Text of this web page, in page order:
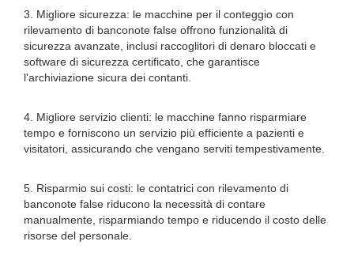
3. Migliore sicurezza: le macchine per il conteggio con
rilevamento di banconote false offrono funzionalità di
sicurezza avanzate, inclusi raccoglitori di denaro bloccati e
software di sicurezza certificato, che garantisce
l'archiviazione sicura dei contanti.
4. Migliore servizio clienti: le macchine fanno risparmiare
tempo e forniscono un servizio più efficiente a pazienti e
visitatori, assicurando che vengano serviti tempestivamente.
5. Risparmio sui costi: le contatrici con rilevamento di
banconote false riducono la necessità di contare
manualmente, risparmiando tempo e riducendo il costo delle
risorse del personale.